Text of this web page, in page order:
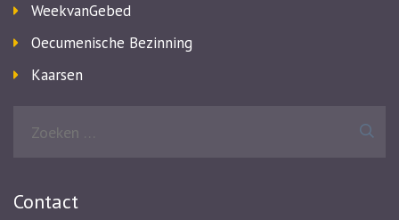
WeekvanGebed
Oecumenische Bezinning
Kaarsen
Contact